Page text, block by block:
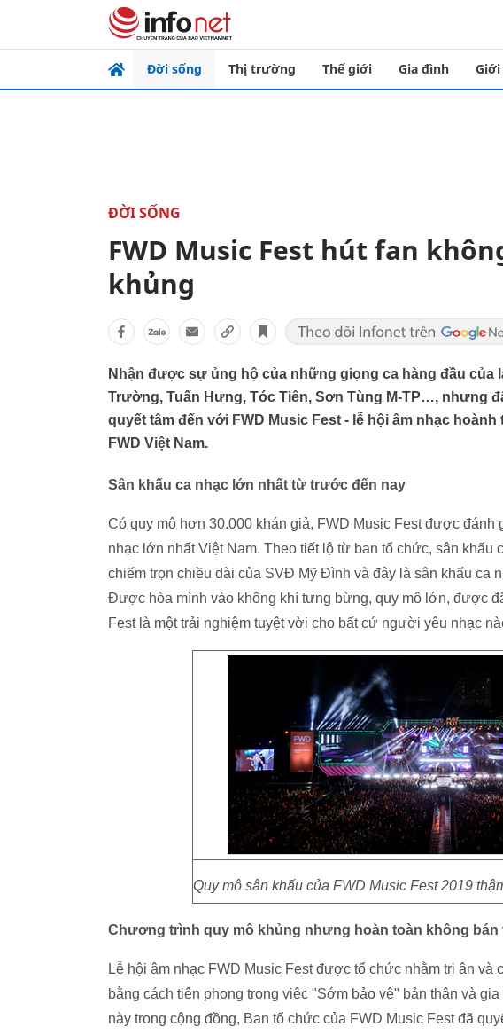
Đời sống Thị trường Thế giới Gia đình
ĐỜI SỐNG
FWD Music Fest hút fan
khủng
Nhận được sự ủng hộ của những giọng ca hàng đầu của
Trường, Tuấn Hưng, Tóc Tiên, Sơn Tùng M-TP…, nhưng
quyết tâm đến với FWD Music Fest - lễ hội âm nhạc
FWD Việt Nam.
Sân khấu ca nhạc lớn nhất từ trước đến nay
Có quy mô hơn 30.000 khán giả, FWD Music Fest được
nhạc lớn nhất Việt Nam. Theo tiết lộ từ ban tổ chức, sân khấu
chiếm trọn chiều dài của SVĐ Mỹ Đình và đây là sân khấu ca
Được hòa mình vào không khí tưng bừng, quy mô lớn, được
Fest là một trải nghiệm tuyệt vời cho bất cứ người yêu nhạc
Quy mô sân khấu của FWD Music Fest 2019
Chương trình quy mô khủng nhưng hoàn toàn không bán
Lễ hội âm nhạc FWD Music Fest được tổ chức nhằm tri ân
bằng cách tiên phong trong việc "Sớm bảo vệ" bản thân và
này trong cộng đồng, Ban tổ chức của FWD Music Fest đã